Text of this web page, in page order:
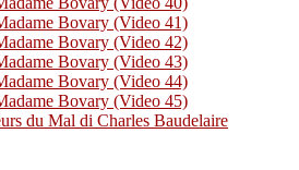
Bovary (Video 41)
Bovary (Video 42)
Bovary (Video 43)
Bovary (Video 44)
Bovary (Video 45)
du Mal di Charles Baudelaire